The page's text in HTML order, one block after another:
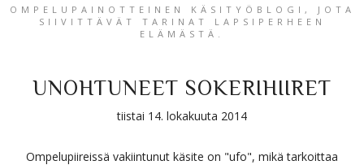
OMPELUPAINOTTEINEN KÄSITYÖBLOGI, JOTA
SIIVITTÄVÄT TARINAT LAPSIPERHEEN
ELÄMÄSTÄ.
UNOHTUNEET SOKERIHIIRET
tiistai 14. lokakuuta 2014
Ompelupiireissä vakiintunut käsite on "ufo", mikä tarkoittaa